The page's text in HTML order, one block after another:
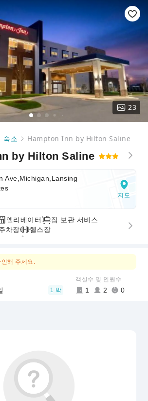
23
숙소 Hampton Inn by Hilton Saline
by Hilton Saline
Ave,Michigan,Lansing
지도
엘리베이터
짐 보관 서비스
차장
헬스장
해 주세요.
1 박
객실수 및 인원수
1 2 0